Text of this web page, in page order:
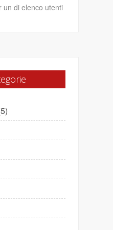
un di elenco utenti